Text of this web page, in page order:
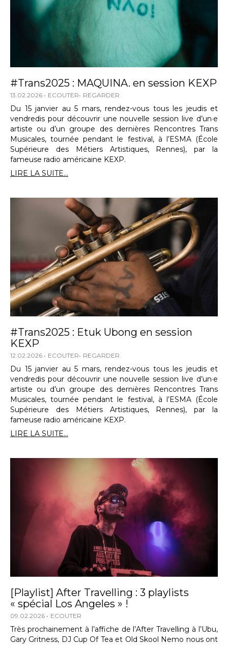
#Trans2025 : MAQUINA. en session KEXP
13.02.2026 ECOUTER REGARDER
Du 15 janvier au 5 mars, rendez-vous tous les jeudis et
vendredis pour découvrir une nouvelle session live d’un·e
artiste ou d’un groupe des dernières Rencontres Trans
Musicales, tournée pendant le festival, à l’ESMA (École
Supérieure des Métiers Artistiques, Rennes), par la
fameuse radio américaine KEXP.
LIRE LA SUITE...
#Trans2025 : Etuk Ubong en session
KEXP
12.02.2026 ECOUTER REGARDER
Du 15 janvier au 5 mars, rendez-vous tous les jeudis et
vendredis pour découvrir une nouvelle session live d’un·e
artiste ou d’un groupe des dernières Rencontres Trans
Musicales, tournée pendant le festival, à l’ESMA (École
Supérieure des Métiers Artistiques, Rennes), par la
fameuse radio américaine KEXP.
LIRE LA SUITE...
[Playlist] After Travelling : 3 playlists
« spécial Los Angeles » !
09.02.2026 ECOUTER
Très prochainement à l’affiche de l’After Travelling à l’Ubu,
Gary Gritness, DJ Cup Of Tea et Old Skool Nemo nous ont